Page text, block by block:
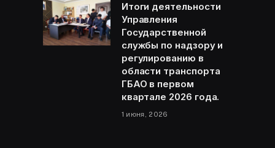
Итоги деятельности
Управления
Государственной
службы по надзору и
регулированию в
области транспорта
ГБАО в первом
квартале 2026 года.
1 июня, 2026